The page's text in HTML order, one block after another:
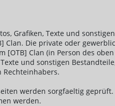
Grafiken, Texte und
Clan. Die private oder
[OTB] Clan (in Person des
und sonstigen
Rechteinhabers.
werden sorgfaeltig
werden.